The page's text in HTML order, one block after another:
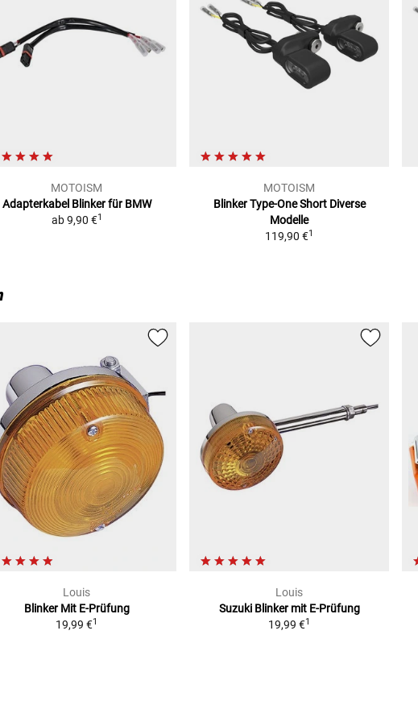
MOTOISM
Adapterkabel Blinker für BMW
ab 9,90 €1
MOTOISM
Blinker Type-One Short Diverse
Modelle
119,90 €1
Louis
Blinker Mit E-Prüfung
19,99 €1
Louis
Suzuki Blinker mit E-Prüfung
19,99 €1